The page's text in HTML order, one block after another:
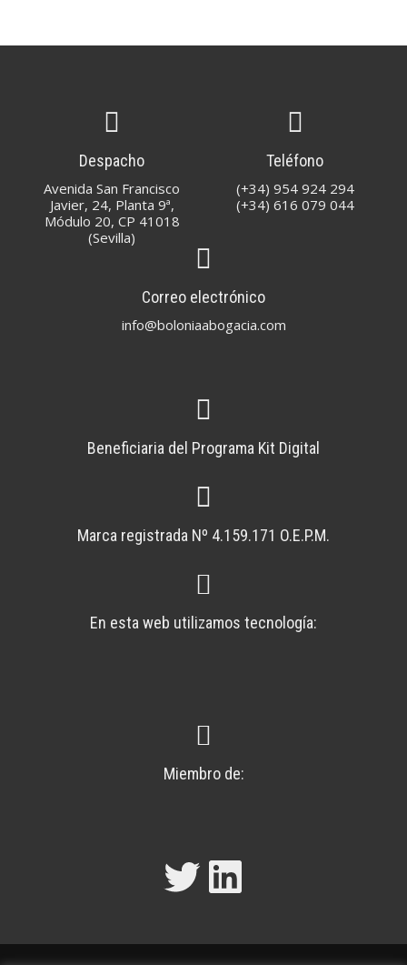
Despacho
Avenida San Francisco
Javier, 24, Planta 9ª,
Módulo 20, CP 41018
(Sevilla)
Teléfono
(+34) 954 924 294
(+34) 616 079 044
Correo electrónico
info@boloniaabogacia.com
Beneficiaria del Programa Kit Digital
Marca registrada Nº 4.159.171 O.E.P.M.
En esta web utilizamos tecnología:
Miembro de:
Twitter
LinkedIn